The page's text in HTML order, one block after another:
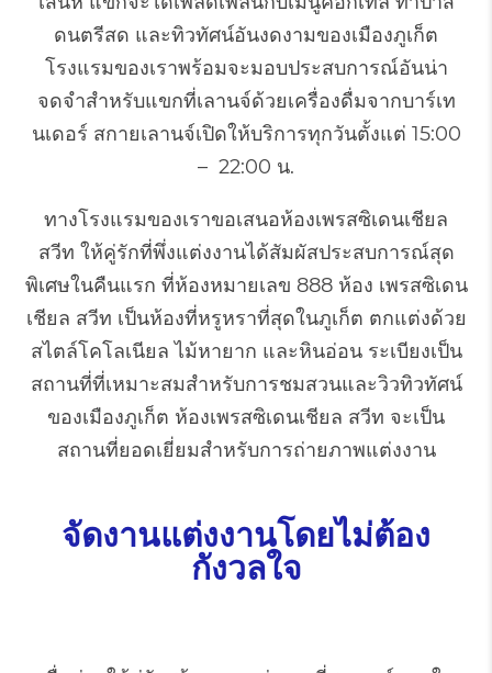
ดนตรีสด และทิวทัศน์อันงดงามของเมืองภูเก็ต
โรงแรมของเราพร้อมจะมอบประสบการณ์อันน่า
จดจำสำหรับแขกที่เลานจ์ด้วยเครื่องดื่มจากบาร์เท
นเดอร์ สกายเลานจ์เปิดให้บริการทุกวันตั้งแต่ 15:00
– 22:00 น.
ทางโรงแรมของเราขอเสนอห้องเพรสซิเดนเชียล
สวีท ให้คู่รักที่พึ่งแต่งงานได้สัมผัสประสบการณ์สุด
พิเศษในคืนแรก ที่ห้องหมายเลข 888 ห้อง เพรสซิเดน
เชียล สวีท เป็นห้องที่หรูหราที่สุดในภูเก็ต ตกแต่งด้วย
สไตล์โคโลเนียล ไม้หายาก และหินอ่อน ระเบียงเป็น
สถานที่ที่เหมาะสมสำหรับการชมสวนและวิวทิวทัศน์
ของเมืองภูเก็ต ห้องเพรสซิเดนเชียล สวีท จะเป็น
สถานที่ยอดเยี่ยมสำหรับการถ่ายภาพแต่งงาน
จัดงานแต่งงานโดยไม่ต้อง
กังวลใจ